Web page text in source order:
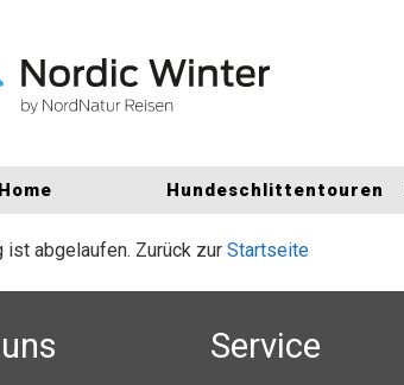
Home Hundeschlittentouren
ist abgelaufen. Zurück zur Startseite
Service